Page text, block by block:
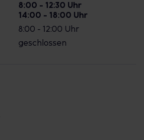
8:00 - 12:30 Uhr
14:00 - 18:00 Uhr
8:00 - 12:00 Uhr
geschlossen